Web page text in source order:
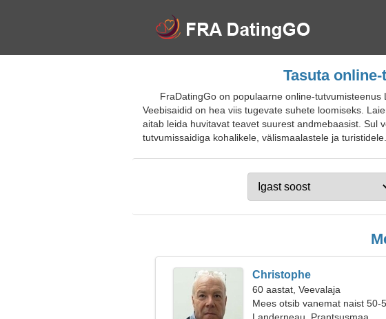
Tasuta
FraDatingGo on populaarne online-
Veebisaidid on hea viis tugevate suhete loomiseks.
aitab leida huvitavat teavet suurest andmebaasist. Sul
tutvumissaidiga kohalikele, välismaalastele ja turistidele.
Christophe
60 aastat, Veevalaja
Mees otsib vanemat naist 50-